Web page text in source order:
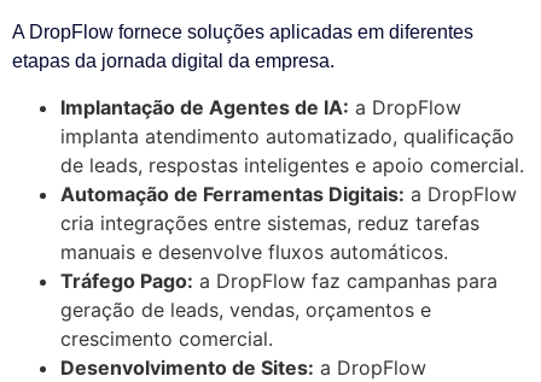
A DropFlow fornece soluções aplicadas em diferentes
etapas da jornada digital da empresa.
Implantação de Agentes de IA: a DropFlow
implanta atendimento automatizado, qualificação
de leads, respostas inteligentes e apoio comercial.
Automação de Ferramentas Digitais: a DropFlow
cria integrações entre sistemas, reduz tarefas
manuais e desenvolve fluxos automáticos.
Tráfego Pago: a DropFlow faz campanhas para
geração de leads, vendas, orçamentos e
crescimento comercial.
Desenvolvimento de Sites: a DropFlow